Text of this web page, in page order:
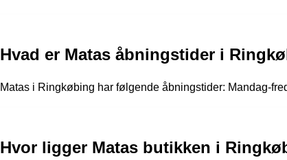
Hvad er Matas åbningstider i
Matas i Ringkøbing har følgende åbningstider: Mandag-
Hvor ligger Matas butikken i